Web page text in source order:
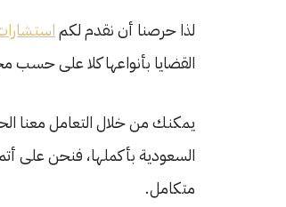
لذا حرصنا أن نقدم لكم
القضايا بأنواعها كلا على حسب
يمكنك من خلال التعامل معنا
السعودية بأكملها، فنحن على
متكامل.